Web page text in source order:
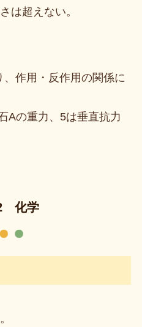
は超えない。
作用・反作用の関係に
Aの重力、5は垂直抗力
化学